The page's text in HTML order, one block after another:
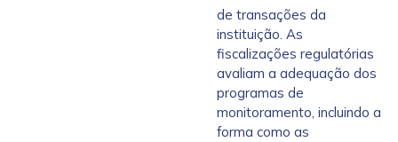
de transações da
instituição. As
fiscalizações regulatórias
avaliam a adequação dos
programas de
monitoramento, incluindo a
forma como as